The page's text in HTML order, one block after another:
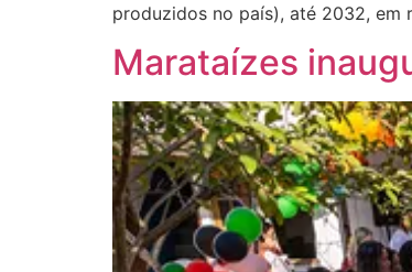
produzidos no país), até 2032, em
Marataízes